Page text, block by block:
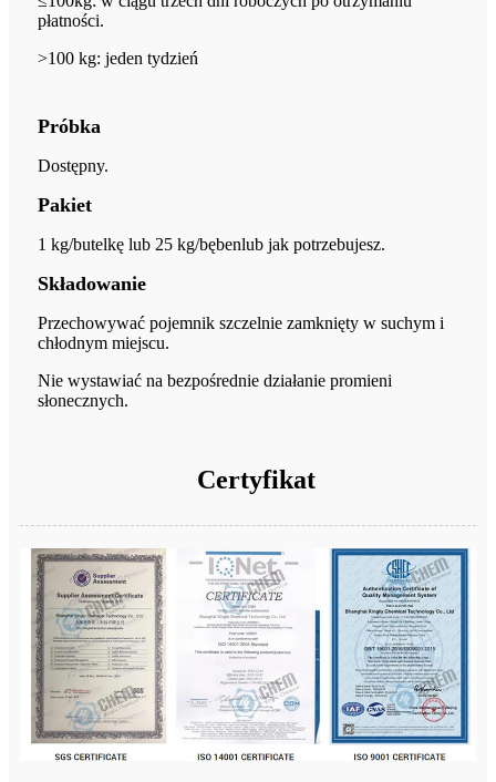
płatności.
>100 kg: jeden tydzień
Próbka
Dostępny.
Pakiet
1 kg/butelkę lub 25 kg/bębenlub jak potrzebujesz.
Składowanie
Przechowywać pojemnik szczelnie zamknięty w suchym i
chłodnym miejscu.
Nie wystawiać na bezpośrednie działanie promieni
słonecznych.
Certyfikat